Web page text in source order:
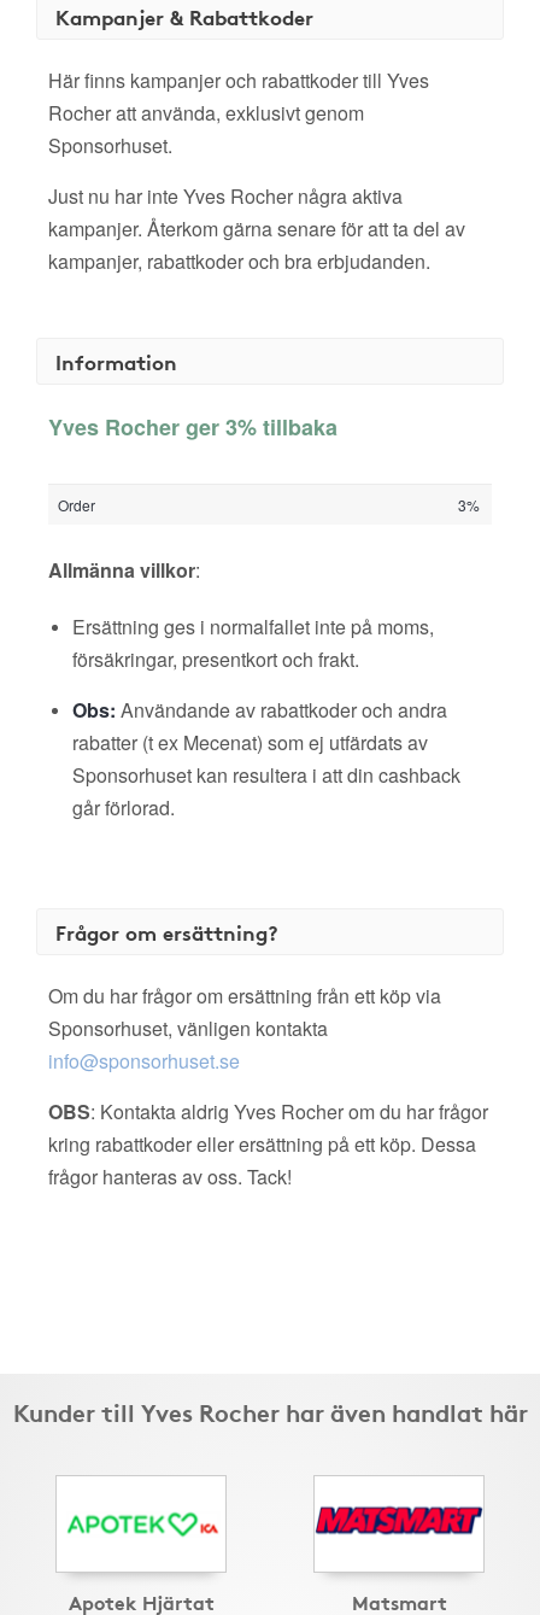
Kampanjer & Rabattkoder
Här finns kampanjer och rabattkoder till Yves
Rocher att använda, exklusivt genom
Sponsorhuset.
Just nu har inte Yves Rocher några aktiva
kampanjer. Återkom gärna senare för att ta del av
kampanjer, rabattkoder och bra erbjudanden.
Information
Yves Rocher ger 3% tillbaka
Order 3%
Allmänna villkor:
Ersättning ges i normalfallet inte på moms,
försäkringar, presentkort och frakt.
Obs: Användande av rabattkoder och andra
rabatter (t ex Mecenat) som ej utfärdats av
Sponsorhuset kan resultera i att din cashback
går förlorad.
Frågor om ersättning?
Om du har frågor om ersättning från ett köp via
Sponsorhuset, vänligen kontakta
info@sponsorhuset.se
OBS: Kontakta aldrig Yves Rocher om du har frågor
kring rabattkoder eller ersättning på ett köp. Dessa
frågor hanteras av oss. Tack!
Kunder till Yves Rocher har även handlat här
Apotek Hjärtat Matsmart